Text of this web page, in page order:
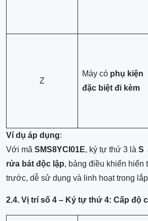
Z
Máy có phụ kiện
đặc biệt đi kèm
Ví dụ áp dụng:
Với mã SMS8YCI01E, ký tự thứ 3 là S
rửa bát độc lập, bảng điều khiển hiển
trước, dễ sử dụng và linh hoạt trong
2.4. Vị trí số 4 – Ký tự thứ 4: Cấp độ